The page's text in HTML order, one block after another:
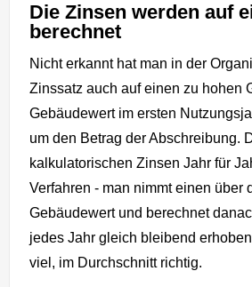
Die Zinsen werden auf
berechnet
Nicht erkannt hat man in der
Zinssatz auch auf einen zu hohen
Gebäudewert im ersten
um den Betrag der Abschreibung.
kalkulatorischen Zinsen Jahr für
Verfahren - man nimmt einen über
Gebäudewert und berechnet
jedes Jahr gleich bleibend
viel, im Durchschnitt richtig.